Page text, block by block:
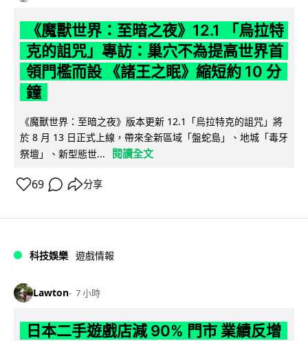
《魔獸世界：至暗之夜》12.1 「烏拉特
克的詛咒」專訪：巢穴不為提高世界首
領門檻而設 《諸王之眠》縮短約 10 分
鐘
《魔獸世界：至暗之夜》版本更新 12.1「烏拉特克的詛咒」將
於 8 月 13 日正式上線，帶來全新區域「盤蛇島」、地城「毒牙
祭壇」、新型態世...
閱讀全文
69 分享
科技娛樂 遊戲情報
Lawton 7 小時
日本二手遊戲店減 90% 門市 業績反增